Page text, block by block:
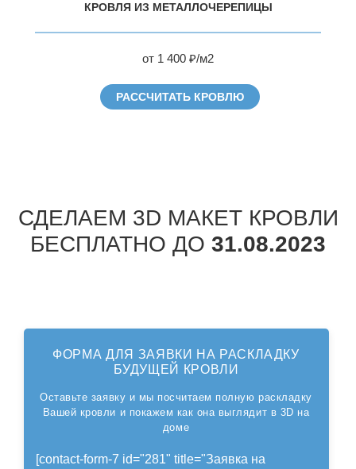
КРОВЛЯ ИЗ МЕТАЛЛОЧЕРЕПИЦЫ
от 1 400 ₽/м2
РАССЧИТАТЬ КРОВЛЮ
СДЕЛАЕМ 3D МАКЕТ КРОВЛИ
БЕСПЛАТНО ДО 31.08.2023
ФОРМА ДЛЯ ЗАЯВКИ НА РАСКЛАДКУ
БУДУЩЕЙ КРОВЛИ
Оставьте заявку и мы посчитаем полную раскладку
Вашей кровли и покажем как она выглядит в 3D на
доме
[contact-form-7 id="281" title="Заявка на